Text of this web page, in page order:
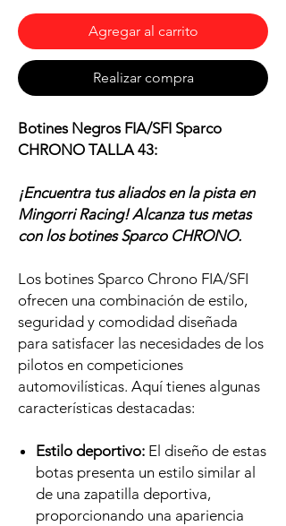
Agregar al carrito
Realizar compra
Botines Negros FIA/SFI Sparco
CHRONO TALLA 43:
¡Encuentra tus aliados en la pista en
Mingorri Racing! Alcanza tus metas
con los botines Sparco CHRONO.
Los botines Sparco Chrono FIA/SFI
ofrecen una combinación de estilo,
seguridad y comodidad diseñada
para satisfacer las necesidades de los
pilotos en competiciones
automovilísticas. Aquí tienes algunas
características destacadas:
Estilo deportivo: El diseño de estas
botas presenta un estilo similar al
de una zapatilla deportiva,
proporcionando una apariencia